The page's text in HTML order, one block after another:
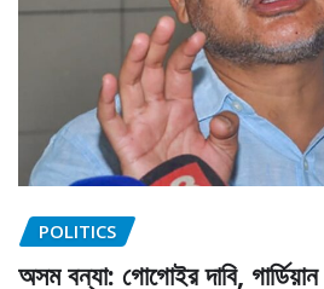
POLITICS
অসম বন্যা: গোগোইর দাবি,